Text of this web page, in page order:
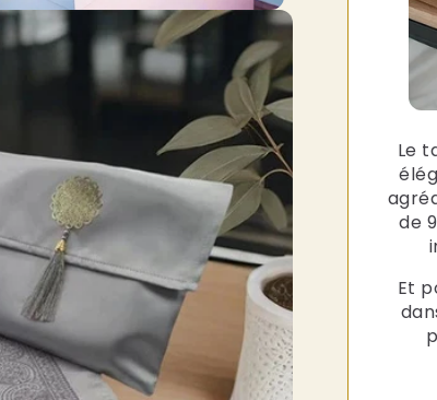
Le
de
Et